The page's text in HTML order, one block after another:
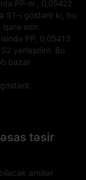
PP-ni , 0,05422
S1-i göstərir ki, bu
edir.
PP, 0,05413
yerləşdirir. Bu
bazar
təsir
amillər